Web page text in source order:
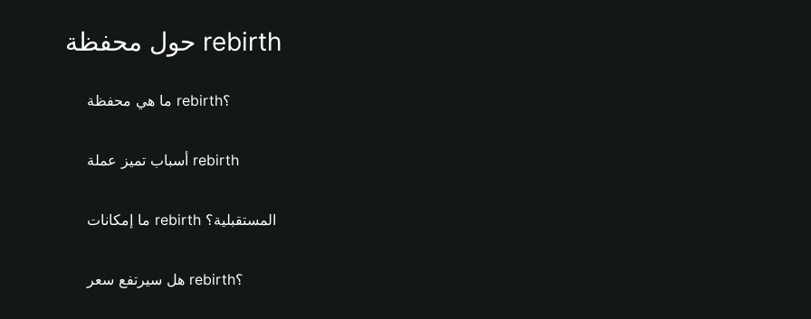
حول محفظة rebirth
ما هي محفظة rebirth؟
أسباب تميز عملة rebirth
ما إمكانات rebirth المستقبلية؟
هل سيرتفع سعر rebirth؟